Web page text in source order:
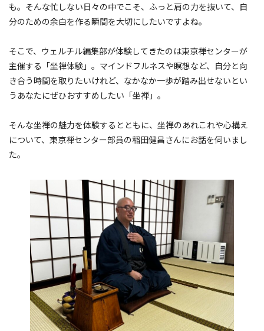
も。そんな忙しない日々の中でこそ、ふっと肩の力を抜いて、自
分のための余白を作る瞬間を大切にしたいですよね。
そこで、ウェルチル編集部が体験してきたのは東京禅センターが
主催する「坐禅体験」。マインドフルネスや瞑想など、自分と向
き合う時間を取りたいけれど、なかなか一歩が踏み出せないとい
うあなたにぜひおすすめしたい「坐禅」。
そんな坐禅の魅力を体験するとともに、坐禅のあれこれや心構え
について、東京禅センター部員の稲田健昌さんにお話を伺いまし
た。